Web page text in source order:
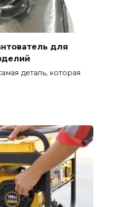
для
деталь, которая